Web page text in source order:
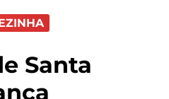
Santa